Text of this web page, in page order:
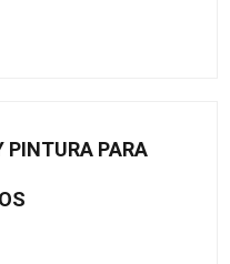
PINTURA PARA